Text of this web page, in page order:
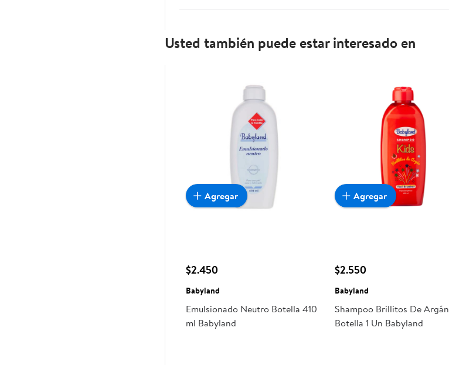
Usted también puede estar interesado en
$2.450
Babyland
Emulsionado Neutro Botella 410
ml Babyland
Agregar
$2.550
Babyland
Shampoo Brillitos De Argán
Botella 1 Un Babyland
Agregar